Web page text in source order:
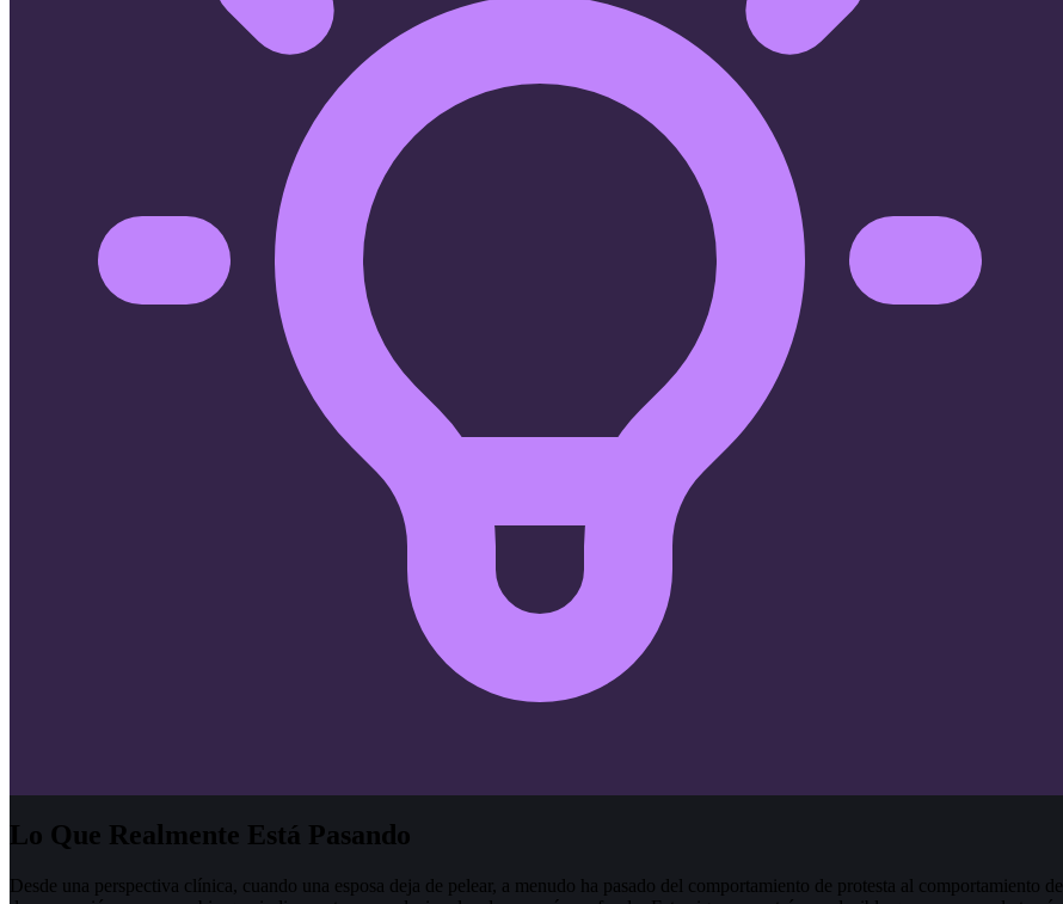
Lo Que Realmente Está Pasando
Desde una perspectiva clínica, cuando una esposa deja de pelear, a menudo ha pasado del comportamiento de protesta al comportamiento de